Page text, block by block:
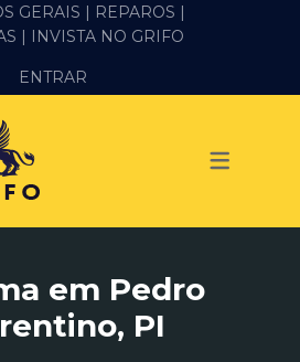
GERAIS | REPAROS |
| INVISTA NO GRIFO
ENTRAR
em Pedro
PI